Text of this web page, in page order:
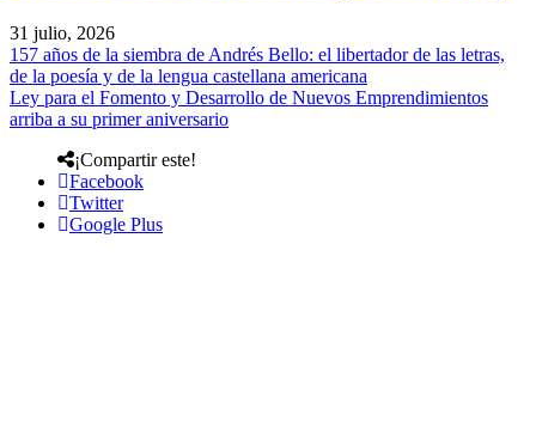
31 julio, 2026
157 años de la siembra de Andrés Bello: el libertador de las letras,
de la poesía y de la lengua castellana americana
Ley para el Fomento y Desarrollo de Nuevos Emprendimientos
arriba a su primer aniversario
¡Compartir este!
Facebook
Twitter
Google Plus